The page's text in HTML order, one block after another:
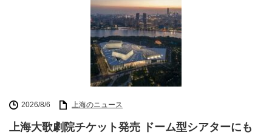
2026/8/6 上海のニュース
上海大歌劇院チケット発売 ドーム型シアターにも